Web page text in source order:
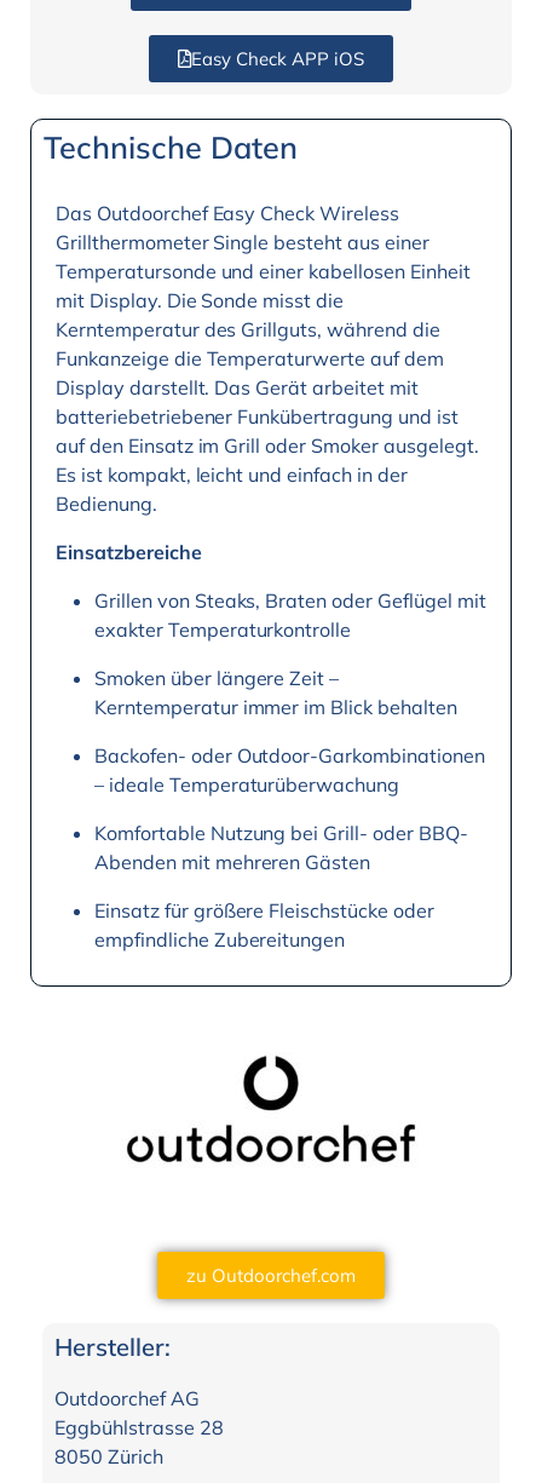
Easy Check APP iOS
Technische Daten
Das Outdoorchef Easy Check Wireless
Grillthermometer Single besteht aus einer
Temperatursonde und einer kabellosen Einheit
mit Display. Die Sonde misst die
Kerntemperatur des Grillguts, während die
Funkanzeige die Temperaturwerte auf dem
Display darstellt. Das Gerät arbeitet mit
batteriebetriebener Funkübertragung und ist
auf den Einsatz im Grill oder Smoker ausgelegt.
Es ist kompakt, leicht und einfach in der
Bedienung.
Einsatzbereiche
Grillen von Steaks, Braten oder Geflügel mit
exakter Temperaturkontrolle
Smoken über längere Zeit –
Kerntemperatur immer im Blick behalten
Backofen- oder Outdoor-Garkombinationen
– ideale Temperaturüberwachung
Komfortable Nutzung bei Grill- oder BBQ-
Abenden mit mehreren Gästen
Einsatz für größere Fleischstücke oder
empfindliche Zubereitungen
zu Outdoorchef.com
Hersteller:
Outdoorchef AG
Eggbühlstrasse 28
8050 Zürich